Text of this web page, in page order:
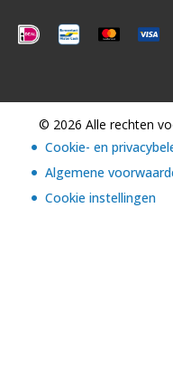
© 2026 Alle rechten
Cookie- en
Algemene
Cookie instellingen